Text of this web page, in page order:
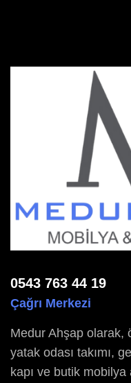
0543 763 44 19
Çağrı Merkezi
Medur Ahşap olarak,
yatak odası takımı,
kapı ve butik